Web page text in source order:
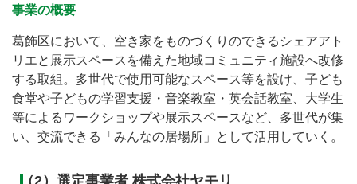
事業の概要
葛飾区において、空き家をものづくりのできるシェアアト
リエと展示スペースを備えた地域コミュニティ施設へ改修
する取組。多世代で使用可能なスペース等を設け、子ども
食堂や子どもの学習支援・音楽教室・英会話教室、大学生
等によるワークショップや展示スペースなど、多世代が集
い、交流できる「みんなの居場所」として活用していく。
（2）選定事業者 株式会社ヤモリ